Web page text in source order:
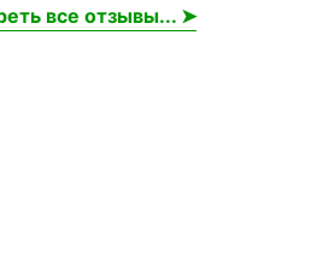
все отзывы... ➤